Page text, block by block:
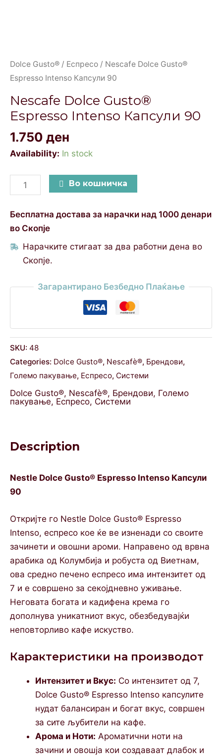
Dolce Gusto® / Еспресо / Nescafe Dolce Gusto®
Espresso Intenso Капсули 90
Nescafe Dolce Gusto®
Espresso Intenso Капсули 90
1.750 ден
Availability: In stock
Во кошничка
Бесплатна достава за нарачки над 1000 денари
во Скопје
Нарачките стигаат за два работни дена во
Скопје.
Загарантирано Безбедно Плаќање
SKU: 48
Categories: Dolce Gusto®, Nescafè®, Брендови,
Големо пакување, Еспресо, Системи
Dolce Gusto®, Nescafè®, Брендови, Големо
пакување, Еспресо, Системи
Description
Nestle Dolce Gusto® Espresso Intenso Капсули
90
Откријте го Nestle Dolce Gusto® Espresso
Intenso, еспресо кое ќе ве изненади со своите
зачинети и овошни ароми. Направено од врвна
арабика од Колумбија и робуста од Виетнам,
ова средно печено еспресо има интензитет од
7 и е совршено за секојдневно уживање.
Неговата богата и кадифена крема го
дополнува уникатниот вкус, обезбедувајќи
неповторливо кафе искуство.
Карактеристики на производот
Интензитет и Вкус: Со интензитет од 7,
Dolce Gusto® Espresso Intenso капсулите
нудат балансиран и богат вкус, совршен
за сите љубители на кафе.
Арома и Ноти: Ароматични ноти на
зачини и овошја кои создаваат длабок и